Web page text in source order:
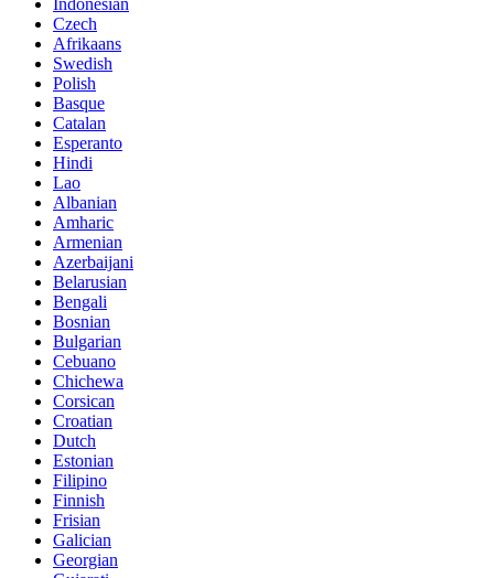
Indonesian
Czech
Afrikaans
Swedish
Polish
Basque
Catalan
Esperanto
Hindi
Lao
Albanian
Amharic
Armenian
Azerbaijani
Belarusian
Bengali
Bosnian
Bulgarian
Cebuano
Chichewa
Corsican
Croatian
Dutch
Estonian
Filipino
Finnish
Frisian
Galician
Georgian